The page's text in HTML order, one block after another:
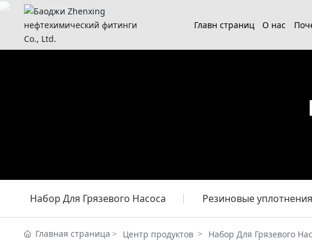
Главн страниц О нас
Набор Для Грязевого Насоса Резиновые уплотнения
Главная страница Центр продуктов Набор Для Грязевого